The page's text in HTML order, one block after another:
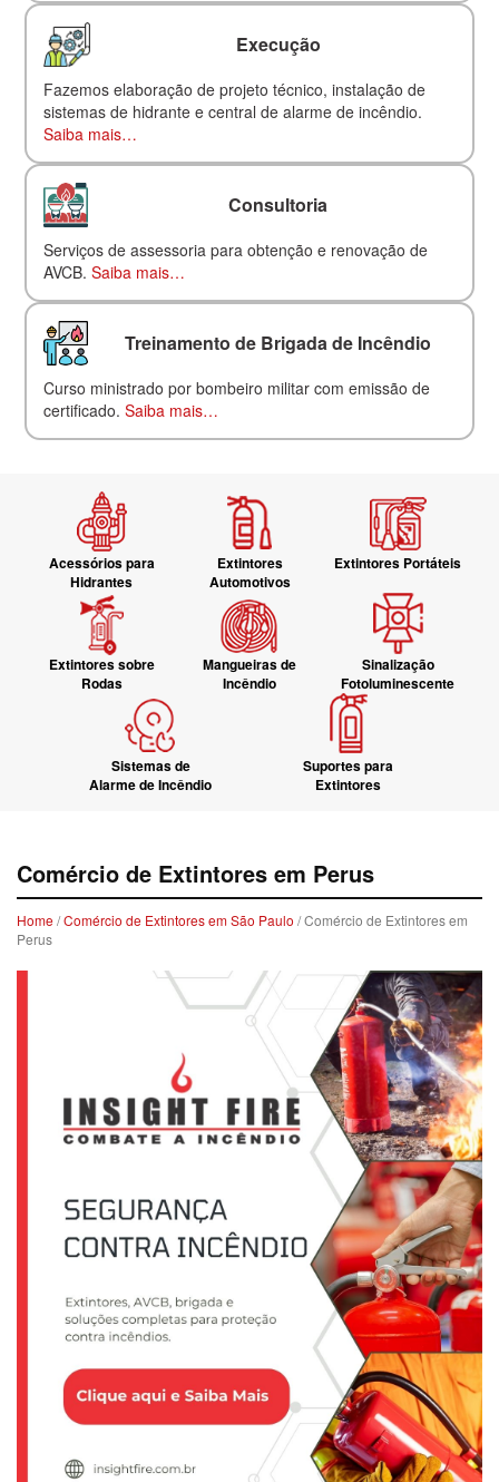
Execução
Fazemos elaboração de projeto técnico, instalação de
sistemas de hidrante e central de alarme de incêndio.
Saiba mais…
Consultoria
Serviços de assessoria para obtenção e renovação de
AVCB.Saiba mais…
Treinamento de Brigada de Incêndio
Curso ministrado por bombeiro militar com emissão de
certificado.Saiba mais…
Acessórios para
Hidrantes
Extintores
Automotivos
Extintores Portáteis
Extintores sobre
Rodas
Mangueiras de
Incêndio
Sinalização
Fotoluminescente
Sistemas de
Alarme de Incêndio
Suportes para
Extintores
Comércio de Extintores em Perus
Home/Comércio de Extintores em São Paulo / Comércio de Extintores em
Perus